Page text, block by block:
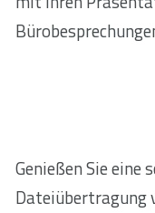
Genießen Sie eine
Dateiübertragung